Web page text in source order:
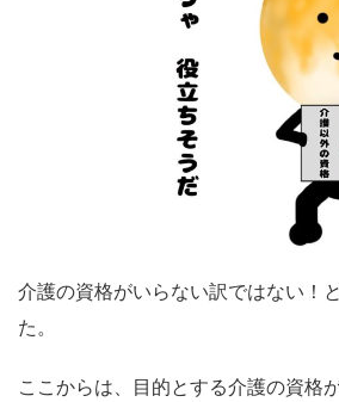
介護の資格がいらない訳ではない！
た。
ここからは、目的とする介護の資格